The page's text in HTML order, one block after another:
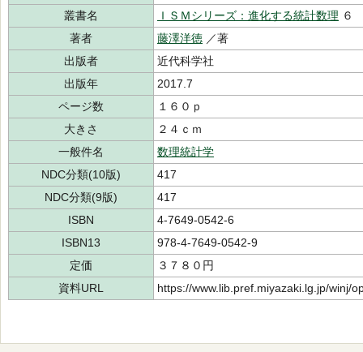
叢書名
ＩＳＭシリーズ：進化する統計数理 ６
著者
藤澤洋徳 ／著
出版者
近代科学社
出版年
2017.7
ページ数
１６０ｐ
大きさ
２４ｃｍ
一般件名
数理統計学
NDC分類(10版)
417
NDC分類(9版)
417
ISBN
4-7649-0542-6
ISBN13
978-4-7649-0542-9
定価
３７８０円
資料URL
https://www.lib.pref.miyazaki.lg.jp/winj/